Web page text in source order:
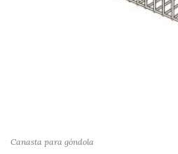
Canasta para góndola